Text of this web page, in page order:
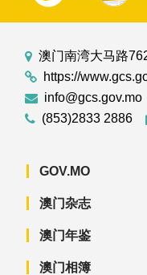
澳门南湾大马路
https://
info@gcs.gov.mo
(853)2833 2886
GOV.MO
澳门杂志
澳门年鉴
澳门相簿